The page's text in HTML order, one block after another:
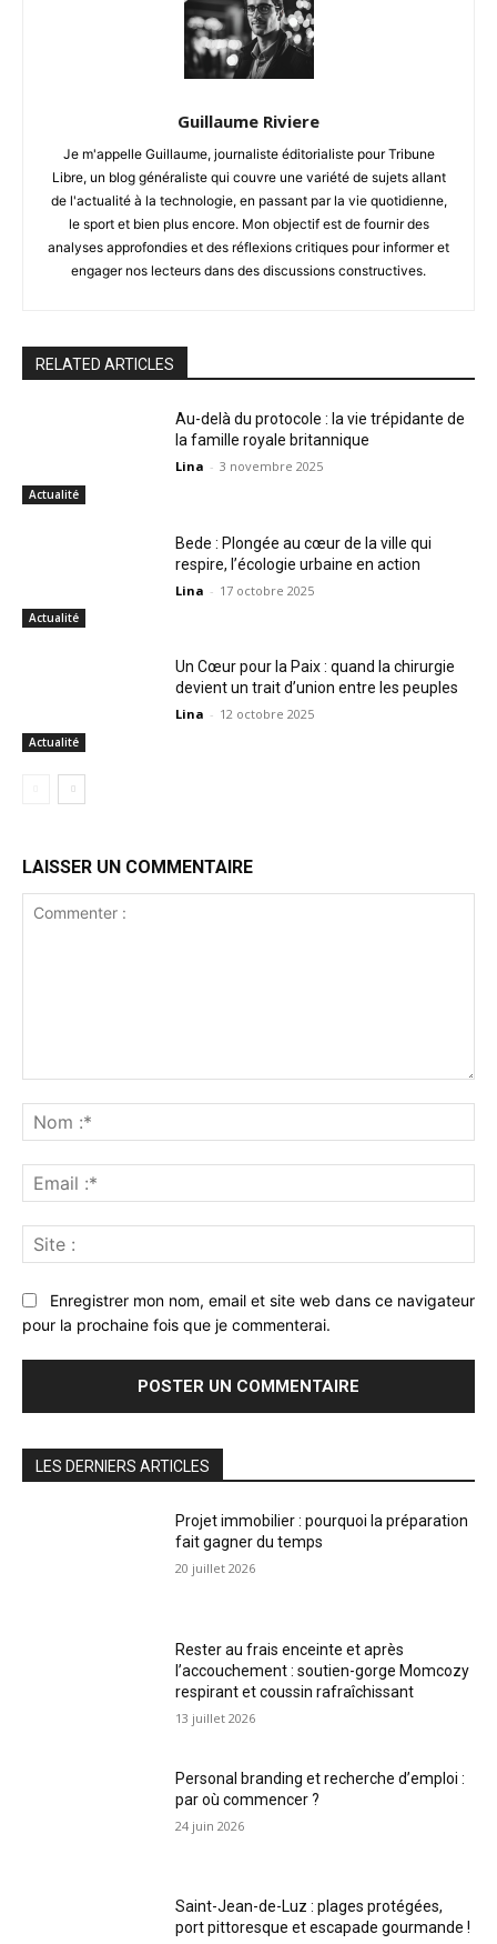
Guillaume Riviere
Je m'appelle Guillaume, journaliste éditorialiste pour Tribune
Libre, un blog généraliste qui couvre une variété de sujets allant
de l'actualité à la technologie, en passant par la vie quotidienne,
le sport et bien plus encore. Mon objectif est de fournir des
analyses approfondies et des réflexions critiques pour informer et
engager nos lecteurs dans des discussions constructives.
RELATED ARTICLES
Actualité
Au-delà du protocole : la vie trépidante de
la famille royale britannique
Lina - 3 novembre 2025
Actualité
Bede : Plongée au cœur de la ville qui
respire, l’écologie urbaine en action
Lina - 17 octobre 2025
Actualité
Un Cœur pour la Paix : quand la chirurgie
devient un trait d’union entre les peuples
Lina - 12 octobre 2025
LAISSER UN COMMENTAIRE
:*
:*
:
Enregistrer mon nom, email et site web dans ce navigateur
pour la prochaine fois que je commenterai.
LES DERNIERS ARTICLES
Projet immobilier : pourquoi la préparation
fait gagner du temps
20 juillet 2026
Rester au frais enceinte et après
l’accouchement : soutien-gorge Momcozy
respirant et coussin rafraîchissant
13 juillet 2026
Personal branding et recherche d’emploi :
par où commencer ?
24 juin 2026
Saint-Jean-de-Luz : plages protégées,
port pittoresque et escapade gourmande !